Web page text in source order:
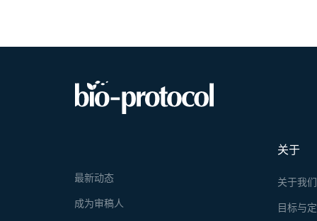
关于
关于我们
目标与
最新动态
成为审稿人